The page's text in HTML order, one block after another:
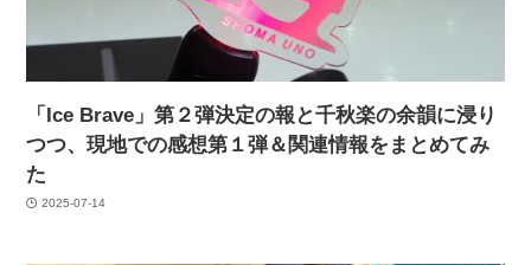
「Ice Brave」第２弾決定の報と千秋楽の余韻に浸り
つつ、現地での感想第１弾＆関連情報をまとめてみ
た
2025-07-14